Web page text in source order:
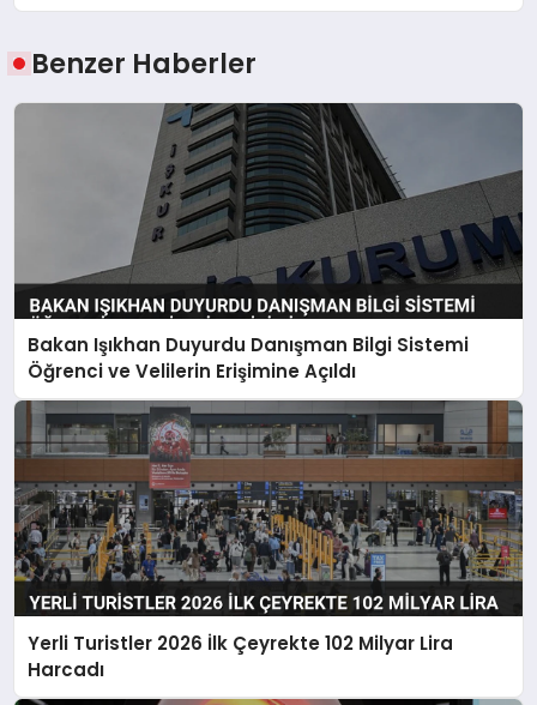
Benzer Haberler
Bakan Işıkhan Duyurdu Danışman Bilgi Sistemi
Öğrenci ve Velilerin Erişimine Açıldı
Yerli Turistler 2026 İlk Çeyrekte 102 Milyar Lira
Harcadı